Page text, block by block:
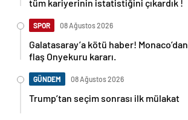
tüm kariyerinin istatistiğini çıkardık !
SPOR 08 Ağustos 2026
Galatasaray’a kötü haber! Monaco’dan
flaş Onyekuru kararı.
GÜNDEM 08 Ağustos 2026
Trump’tan seçim sonrası ilk mülakat